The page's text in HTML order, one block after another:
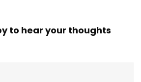
to hear your thoughts